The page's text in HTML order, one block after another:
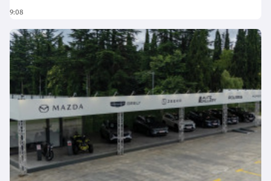
პროგრამაზე ლონდონში, ბირბეკის უნივერსიტეტში
სრული დაფინანსებით სწავლობს. ის სარეკლამო
სააგენტო Quick-ის თანადამფუძნებელია.როგორც
იხსენებს, Chevening-ის კონკურსანტობა რაღაც კუთხით ამ
სფეროში მუშაობას ჰგავს:“ჩემი საქმიანობა
მეწარმეობასა და მარკეტინგთან ერთდროულად
მაკავშირებს. ორივე სფეროში წარმატება ძალისხმევაზე,
ჟინზე, სიჯიუტეზეა დამოკიდებული, მაგრამ რჩება რაღაც
ნაწილი, რომელშიც უნდა გაგიმართლოს. Chevening-ის
კონკურსიც კრეატიულ ინდუსტრიას ჰგავს, აქაც
წარმატების დიდი წილი დისციპლინაზეა
დამოკიდებული, რამდენ დროს დაუთმობ ესეს
გადაწერას, ინტერვიუს მოდელირებას. თუმცა
რამდენჯერაც უნდა გაიმეორო ეს ყველაფერი, მაინც
9:08